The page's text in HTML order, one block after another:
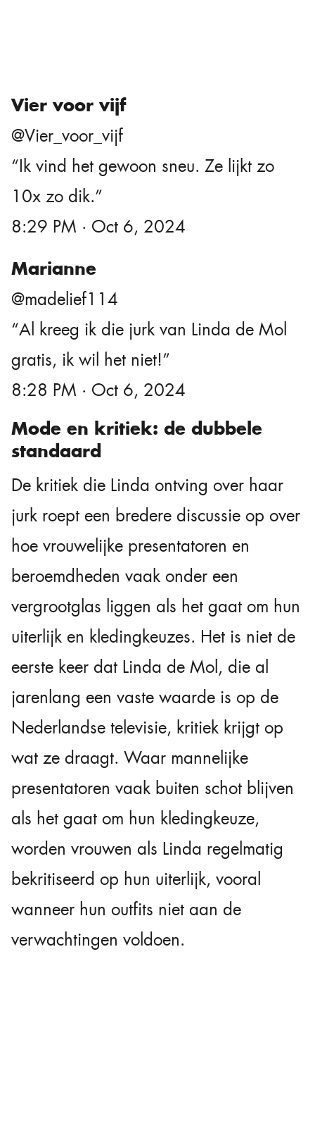
Vier voor vijf
@Vier_voor_vijf
“Ik vind het gewoon sneu. Ze lijkt zo
10x zo dik.”
8:29 PM · Oct 6, 2024
Marianne
@madelief114
“Al kreeg ik die jurk van Linda de Mol
gratis, ik wil het niet!”
8:28 PM · Oct 6, 2024
Mode en kritiek: de dubbele
standaard
De kritiek die Linda ontving over haar
jurk roept een bredere discussie op over
hoe vrouwelijke presentatoren en
beroemdheden vaak onder een
vergrootglas liggen als het gaat om hun
uiterlijk en kledingkeuzes. Het is niet de
eerste keer dat Linda de Mol, die al
jarenlang een vaste waarde is op de
Nederlandse televisie, kritiek krijgt op
wat ze draagt. Waar mannelijke
presentatoren vaak buiten schot blijven
als het gaat om hun kledingkeuze,
worden vrouwen als Linda regelmatig
bekritiseerd op hun uiterlijk, vooral
wanneer hun outfits niet aan de
verwachtingen voldoen.